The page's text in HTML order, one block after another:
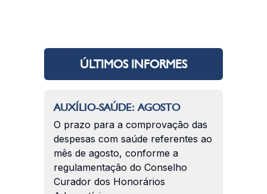
ÚLTIMOS INFORMES
AUXÍLIO-SAÚDE: AGOSTO
O prazo para a comprovação das
despesas com saúde referentes ao
mês de agosto, conforme a
regulamentação do Conselho
Curador dos Honorários